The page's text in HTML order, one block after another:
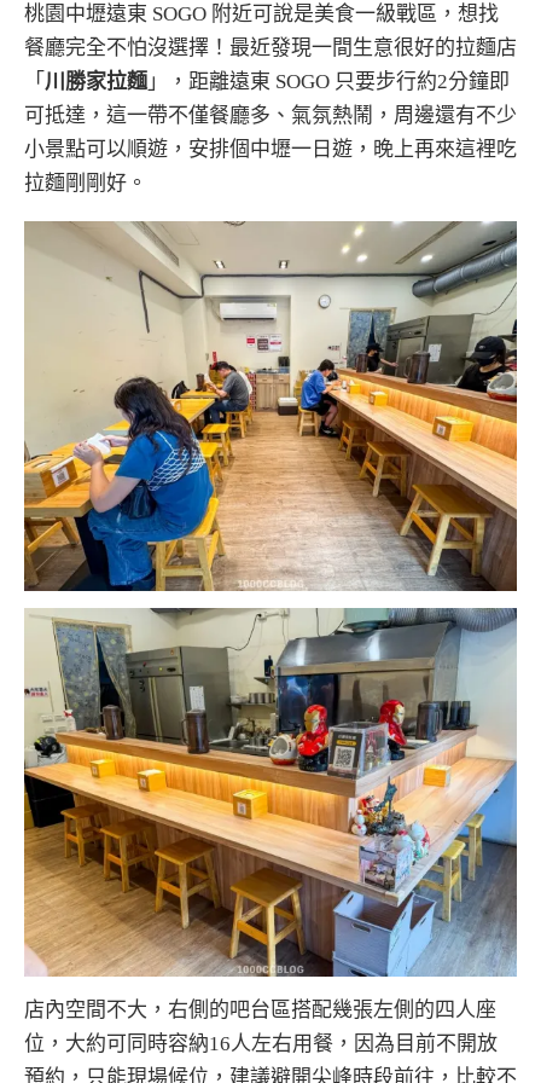
桃園中壢遠東 SOGO 附近可說是美食一級戰區，想找
餐廳完全不怕沒選擇！最近發現一間生意很好的拉麵店
「 川勝家拉麵 」，距離遠東 SOGO 只要步行約2分鐘即
可抵達，這一帶不僅餐廳多、氣氛熱鬧，周邊還有不少
小景點可以順遊，安排個中壢一日遊，晚上再來這裡吃
拉麵剛剛好。
店內空間不大，右側的吧台區搭配幾張左側的四人座
位，大約可同時容納16人左右用餐，因為目前不開放
預約，只能現場候位，建議避開尖峰時段前往，比較不